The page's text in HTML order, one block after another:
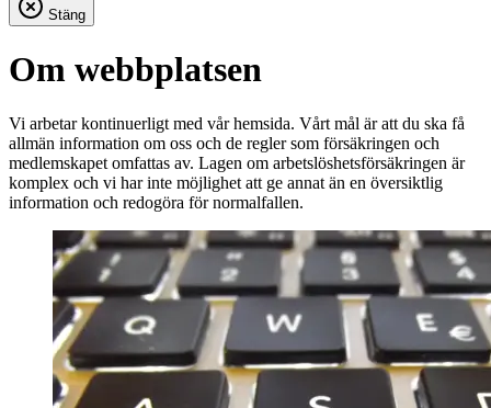
Stäng
Om webbplatsen
Vi arbetar kontinuerligt med vår hemsida. Vårt mål är att du ska få
allmän information om oss och de regler som försäkringen och
medlemskapet omfattas av. Lagen om arbetslöshetsförsäkringen är
komplex och vi har inte möjlighet att ge annat än en översiktlig
information och redogöra för normalfallen.